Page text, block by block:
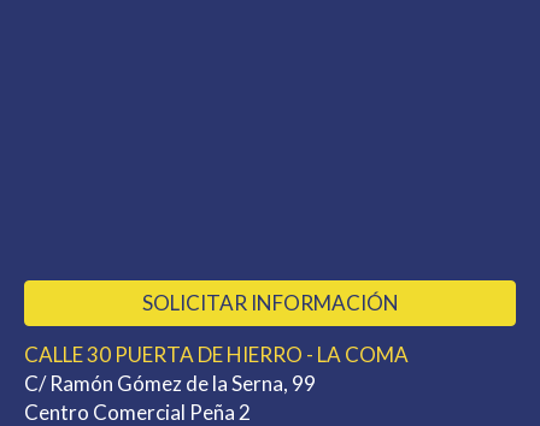
SOLICITAR INFORMACIÓN
CALLE 30 PUERTA DE HIERRO - LA COMA
C/ Ramón Gómez de la Serna, 99
Centro Comercial Peña 2